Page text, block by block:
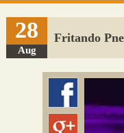
Sugerir Link
Adicionar Blog
Colmeia Exchange
Perguntas Frequentes
28
Aug
Fritando